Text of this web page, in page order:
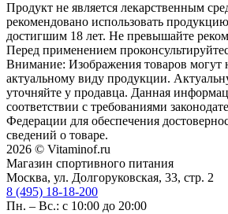
Продукт не является лекарственным
рекомендовано использовать
достигшим 18 лет. Не превышайте
Перед применением
Внимание: Изображения товаров могут
актуальному виду продукции.
уточняйте у продавца. Данная
соответствии с требованиями
Федерации для обеспечения
сведений о товаре.
2026 © Vitaminof.ru
Магазин спортивного питания
Москва, ул. Долгоруковская, 33, стр. 2
8 (495) 18-18-200
Пн. – Вс.: с 10:00 до 20:00